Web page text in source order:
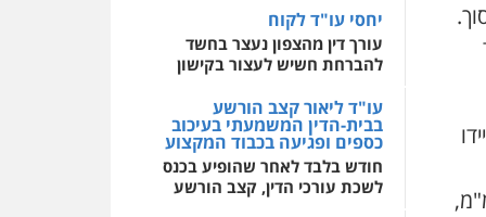
אוטומטיים, מחסניות, עשרות כדורי 9 מ"מ,
עו"ד דרוויש נאשף
פלילי פשיעה חמורה
אדם
חליל ביאדי – משרד
עורכי דין
פלילי דיני תעבורה מעצרים
וחקירות פשיעה חמורה
לעורכי דין
אסירים עבירות מין
שירותים מקצועיים לעורכי
דין
0544500346
יחסי עו"ד לקוח
עורך דין מהצפון נעצר בחשד
להברחת חשיש לעצור בקישון
עו"ד ליאור קצב הורשע
בבית-הדין המשמעתי בעיכוב
כספים ופגיעה בכבוד המקצוע
חודש בלבד לאחר שהופיע בכנס
לשכת עורכי הדין, קצב הורשע